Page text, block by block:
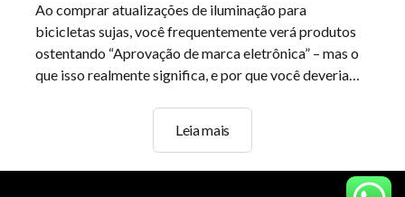
Ao comprar atualizações de iluminação para
bicicletas sujas, você frequentemente verá produtos
ostentando “Aprovação de marca eletrônica” – mas o
que isso realmente significa, e por que você deveria…
Leia mais
que
é